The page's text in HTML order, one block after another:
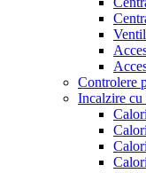
Controlere
Incalzire cu